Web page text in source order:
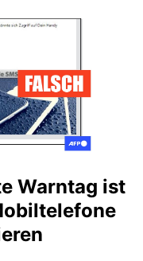
Warntag ist